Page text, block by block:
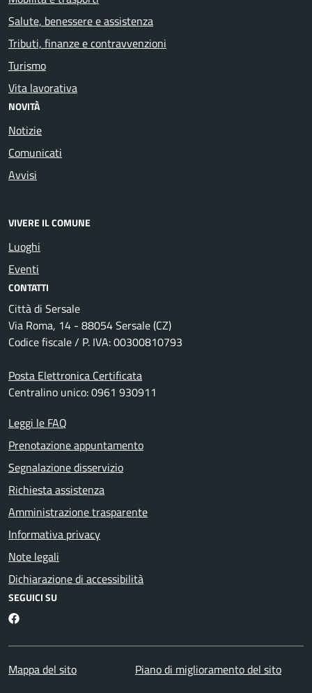
Salute, benessere e assistenza
Tributi, finanze e contravvenzioni
Turismo
Vita lavorativa
NOVITÀ
Notizie
Comunicati
Avvisi
VIVERE IL COMUNE
Luoghi
Eventi
CONTATTI
Città di Sersale
Via Roma, 14 - 88054 Sersale (CZ)
Codice fiscale / P. IVA: 00300810793
Posta Elettronica Certificata
Centralino unico: 0961 930911
Leggi le FAQ
Prenotazione appuntamento
Segnalazione disservizio
Richiesta assistenza
Amministrazione trasparente
Informativa privacy
Note legali
Dichiarazione di accessibilità
SEGUICI SU
Facebook
Mappa del sito Piano di miglioramento del sito